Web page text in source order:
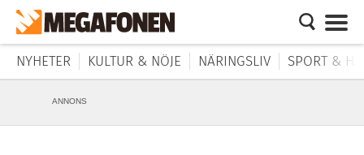
NYHETER KULTUR & NÖJE NÄRINGSLIV SPORT &
ANNONS